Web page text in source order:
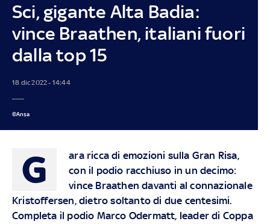
Sci, gigante Alta Badia:
vince Braathen, italiani fuori
dalla top 15
18 dic 2022 - 14:44
©Ansa
G
ara ricca di emozioni sulla Gran Risa,
con il podio racchiuso in un decimo:
vince Braathen davanti al connazionale
Kristoffersen, dietro soltanto di due centesimi.
Completa il podio Marco Odermatt, leader di Coppa